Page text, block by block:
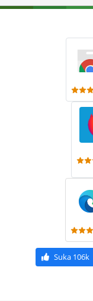
Suka106k